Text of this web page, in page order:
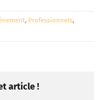
, Professionnels,
article !